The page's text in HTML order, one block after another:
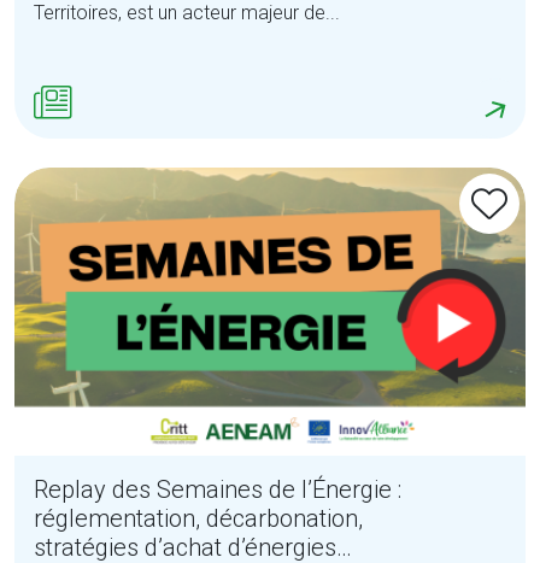
Territoires, est un acteur majeur de...
Replay des Semaines de l’Énergie :
réglementation, décarbonation,
stratégies d’achat d’énergies…